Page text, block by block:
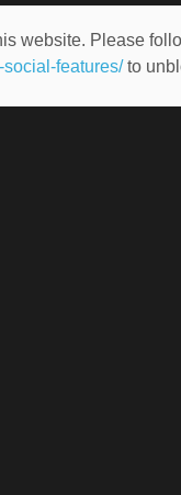
website. Please
features/to